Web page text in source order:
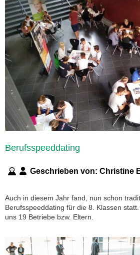
Berufsspeeddating
Geschrieben von: Christine
Auch in diesem Jahr fand, nun schon
Berufsspeeddating für die 8. Klassen
uns 19 Betriebe bzw. Eltern.